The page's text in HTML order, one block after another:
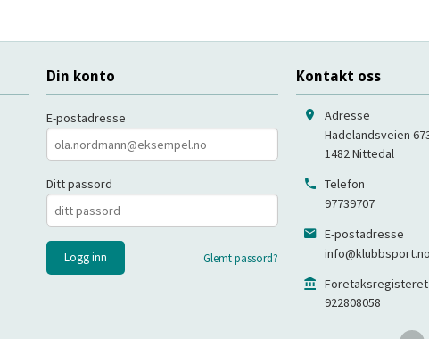
Din konto
E-postadresse
Ditt passord
Glemt passord?
Kontakt oss
Adresse
Hadelandsveien
1482Nittedal
Telefon
97739707
E-postadresse
info@klubbsport.no
Foretaksregisteret
922808058